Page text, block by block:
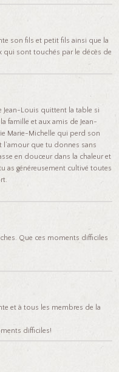
son fils et petit fils ainsi que la
sont touchés par le décès de
Jean-Louis quittent la table si
famille et aux amis de Jean-
Marie-Michelle qui perd son
l’amour que tu donnes sans
en douceur dans la chaleur et
as généreusement cultivé toutes
Que ces moments difficiles
et à tous les membres de la
difficiles!